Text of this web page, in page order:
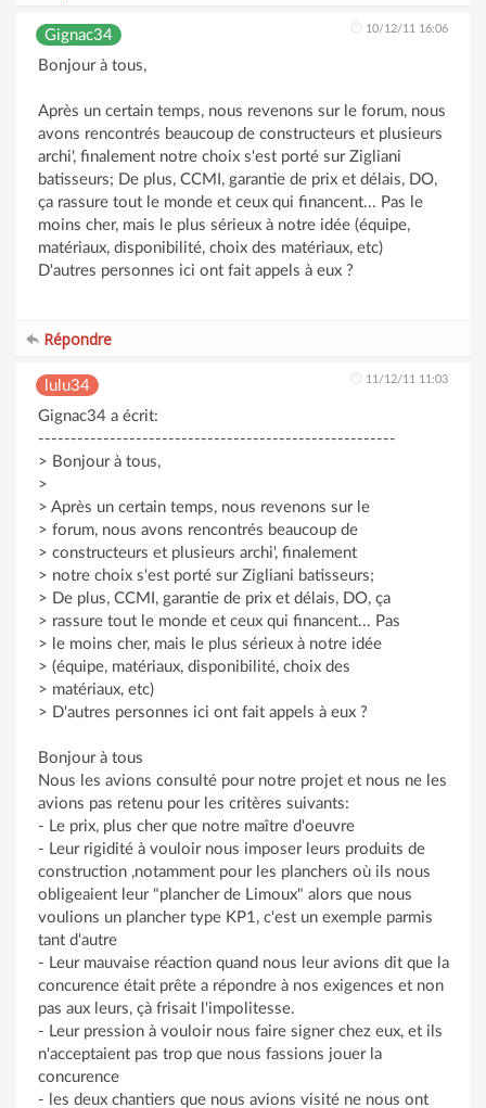
Gignac34 10/12/11 16:06
Bonjour à tous,
Après un certain temps, nous revenons sur le forum, nous
avons rencontrés beaucoup de constructeurs et plusieurs
archi', finalement notre choix s'est porté sur Zigliani
batisseurs; De plus, CCMI, garantie de prix et délais, DO,
ça rassure tout le monde et ceux qui financent... Pas le
moins cher, mais le plus sérieux à notre idée (équipe,
matériaux, disponibilité, choix des matériaux, etc)
D'autres personnes ici ont fait appels à eux ?
Répondre
lulu34 11/12/11 11:03
Gignac34 a écrit:
-------------------------------------------------------
> Bonjour à tous,
>
> Après un certain temps, nous revenons sur le
> forum, nous avons rencontrés beaucoup de
> constructeurs et plusieurs archi', finalement
> notre choix s'est porté sur Zigliani batisseurs;
> De plus, CCMI, garantie de prix et délais, DO, ça
> rassure tout le monde et ceux qui financent... Pas
> le moins cher, mais le plus sérieux à notre idée
> (équipe, matériaux, disponibilité, choix des
> matériaux, etc)
> D'autres personnes ici ont fait appels à eux ?
Bonjour à tous
Nous les avions consulté pour notre projet et nous ne les
avions pas retenu pour les critères suivants:
- Le prix, plus cher que notre maître d'oeuvre
- Leur rigidité à vouloir nous imposer leurs produits de
construction ,notamment pour les planchers où ils nous
obligeaient leur "plancher de Limoux" alors que nous
voulions un plancher type KP1, c'est un exemple parmis
tant d'autre
- Leur mauvaise réaction quand nous leur avions dit que la
concurence était prête a répondre à nos exigences et non
pas aux leurs, çà frisait l'impolitesse.
- Leur pression à vouloir nous faire signer chez eux, et ils
n'acceptaient pas trop que nous fassions jouer la
concurence
- les deux chantiers que nous avions visité ne nous ont